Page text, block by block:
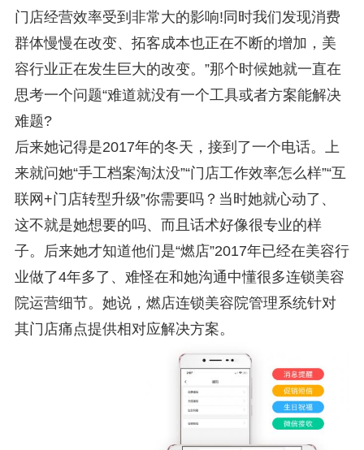
门店经营效率受到非常大的影响!同时我们发现消费
群体慢慢在改变、拓客成本也正在不断的增加，美
容行业正在发生巨大的改变。”那个时候她就一直在
思考一个问题“难道就没有一个工具或者方案能解决
难题?
后来她记得是2017年的冬天，接到了一个电话。上
来就问她“手工档案淘汰没”“门店工作效率怎么样”“互
联网+门店转型升级”你需要吗？当时她就心动了、
这不就是她想要的吗、而且话术好像很专业的样
子。后来她才知道他们是“燃店”2017年已经在美容行
业做了4年多了、难怪在和她沟通中懂很多连锁美容
院运营细节。她说，燃店连锁美容院管理系统针对
其门店痛点提供相对应解决方案。